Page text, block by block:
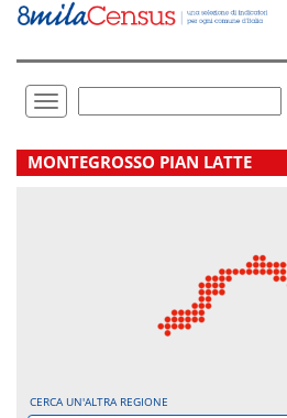
Vai
direttamente
Toggle
navigation
.
MONTEGROSSO PIAN LATTE
CERCA UN'ALTRA REGIONE